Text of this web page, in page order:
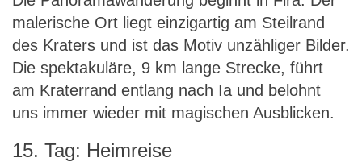
malerische Ort liegt einzigartig am Steilrand
des Kraters und ist das Motiv unzähliger Bilder.
Die spektakuläre, 9 km lange Strecke, führt
am Kraterrand entlang nach Ia und belohnt
uns immer wieder mit magischen Ausblicken.
15. Tag: Heimreise